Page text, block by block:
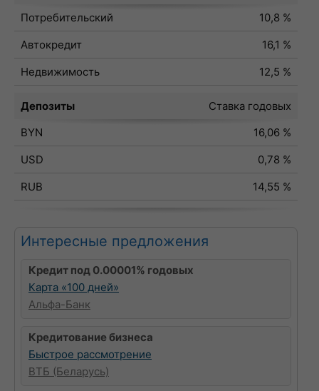
Потребительский
10,8 %
Автокредит
16,1 %
Недвижимость
12,5 %
Депозиты
Ставка годовых
BYN
16,06 %
USD
0,78 %
RUB
14,55 %
Интересные предложения
Кредит под 0.00001% годовых
Карта «100 дней»
Альфа-Банк
Кредитование бизнеса
Быстрое рассмотрение
ВТБ (Беларусь)